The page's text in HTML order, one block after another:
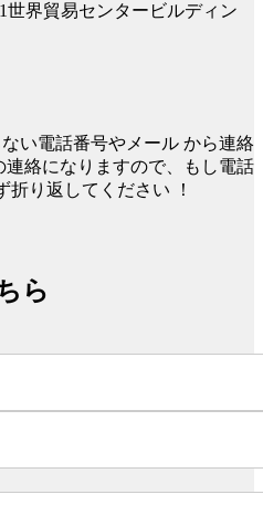
世界貿易センタービルディン
い電話番号やメール から連絡
絡になりますので、もし電話
折り返してください ！
ら